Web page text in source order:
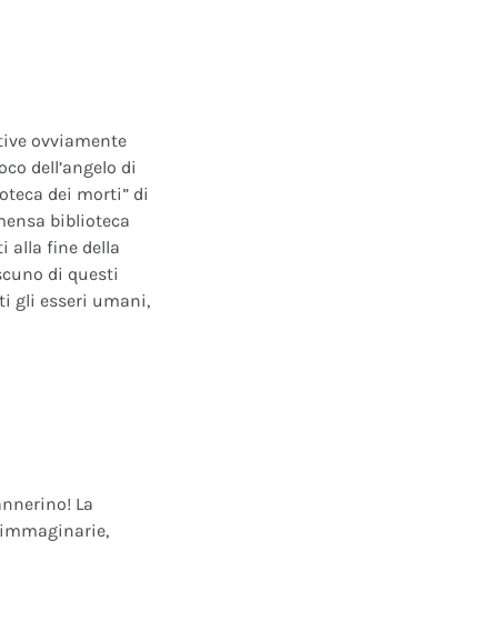
ovviamente
dell’angelo di
dei morti” di
biblioteca
alla fine della
di questi
gli esseri umani,
La